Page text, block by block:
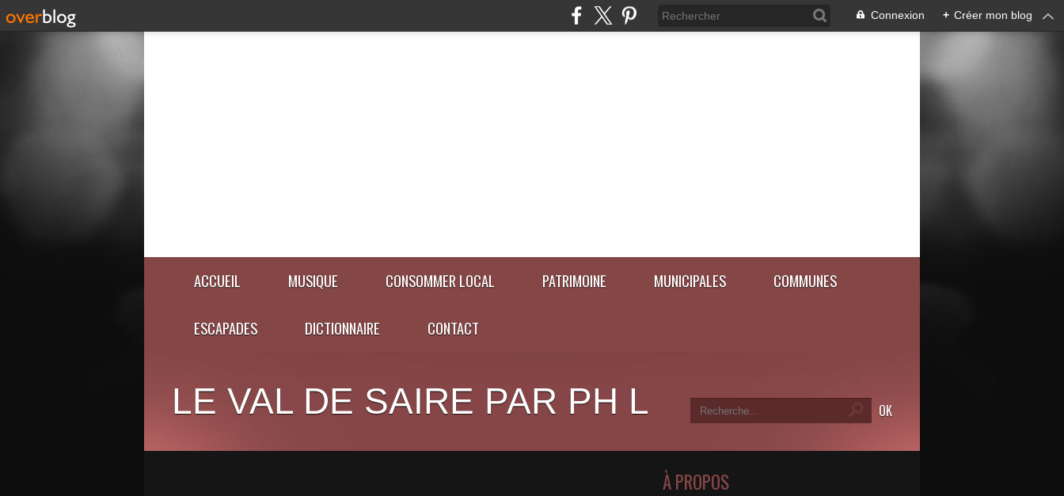
Connexion + Créer mon blog
ACCUEIL MUSIQUE CONSOMMER LOCAL PATRIMOINE MUNICIPALES COMMUNES
ESCAPADES DICTIONNAIRE CONTACT
LE VAL DE SAIRE PAR PH L
À PROPOS